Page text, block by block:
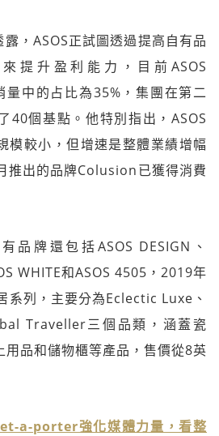
，ASOS正試圖透過提高自有品
提升盈利能力，目前ASOS
量中的占比為35%，集團在第二
40個基點。他特別指出，ASOS
模較小，但增速是整體業績增幅
推出的品牌Colusion已獲得消費
品牌還包括ASOS DESIGN、
WHITE和ASOS 4505，2019年
系列，主要分為Eclectic Luxe、
Traveller三個品類，涵蓋瓷
用品和儲物櫃等產品，售價從8英
a-porter強化媒體力量，看整